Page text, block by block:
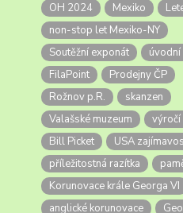
OH 2024
Mexiko
non-stop let Mexiko-NY
Soutěžní exponát
FilaPoint
Prodejny ČP
Rožnov p.R.
skanzen
Valašské muzeum
výročí
Bill Picket
USA
příležitostná razítka
Korunovace krále Georga VI
anglické korunovace